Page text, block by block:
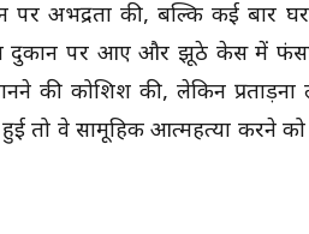
पर अभद्रता की, बल्कि कई बार
दुकान पर आए और झूठे केस में
की कोशिश की, लेकिन प्रताड़ना
हुई तो वे सामूहिक आत्महत्या करने